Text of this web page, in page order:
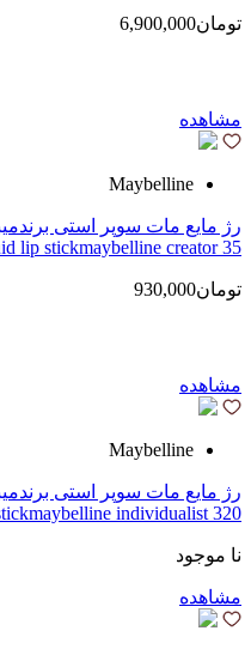
تومان6,900,000
مشاهده
Maybelline
lip stickmaybelline creator 35
تومان930,000
مشاهده
Maybelline
individualist 320
نا موجود
مشاهده